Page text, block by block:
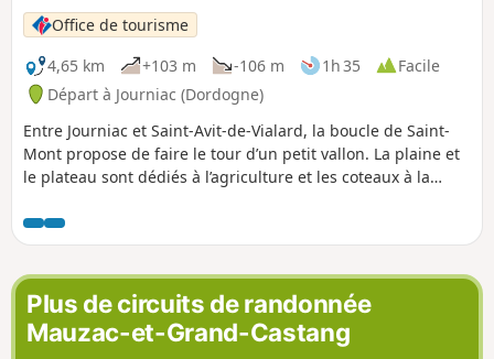
Office de tourisme
4,65 km
+103 m -106 m 1h 35
Facile
Départ à Journiac (Dordogne)
Entre Journiac et Saint-Avit-de-Vialard, la boucle de Saint-
Mont propose de faire le tour d’un petit vallon. La plaine et
le plateau sont dédiés à l’agriculture et les coteaux à la
Plus de circuits de randonnée
Mauzac-et-Grand-Castang